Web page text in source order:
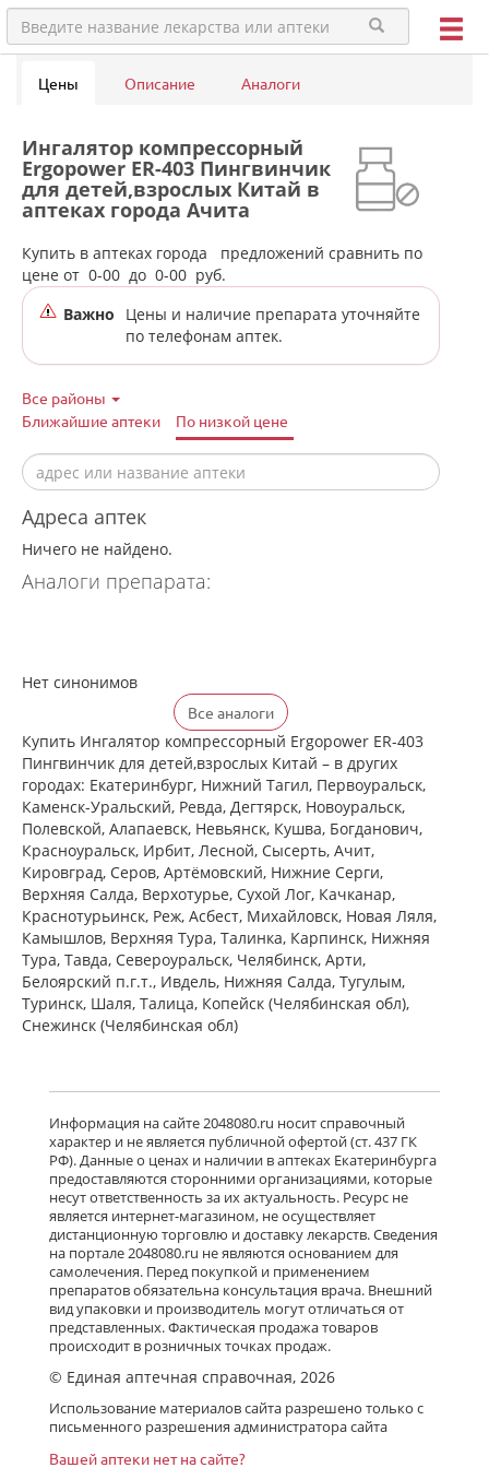
Цены Описание Аналоги
Ингалятор компрессорный
Ergopower ER-403 Пингвинчик
для детей,взрослых Китай в
аптеках города Ачита
Купить в аптеках города
предложений сравнить по
цене от 0-00 до 0-00 руб.
Важно
Цены и наличие препарата уточняйте
по телефонам аптек.
Все районы
Ближайшие аптеки
По низкой цене
Адреса аптек
Ничего не найдено.
Аналоги препарата:
Нет синонимов
Все аналоги
Купить Ингалятор компрессорный Ergopower ER-403
Пингвинчик для детей,взрослых Китай – в других
городах: Екатеринбург, Нижний Тагил, Первоуральск,
Каменск-Уральский, Ревда, Дегтярск, Новоуральск,
Полевской, Алапаевск, Невьянск, Кушва, Богданович,
Красноуральск, Ирбит, Лесной, Сысерть, Ачит,
Кировград, Серов, Артёмовский, Нижние Cерги,
Верхняя Салда, Верхотурье, Сухой Лог, Качканар,
Краснотурьинск, Реж, Асбест, Михайловск, Новая Ляля,
Камышлов, Верхняя Тура, Талинка, Карпинск, Нижняя
Тура, Тавда, Североуральск, Челябинск, Арти,
Белоярский п.г.т., Ивдель, Нижняя Салда, Тугулым,
Туринск, Шаля, Талица, Копейск (Челябинская обл),
Снежинск (Челябинская обл)
Информация на сайте 2048080.ru носит справочный
характер и не является публичной офертой (ст. 437 ГК
РФ). Данные о ценах и наличии в аптеках Екатеринбурга
предоставляются сторонними организациями, которые
несут ответственность за их актуальность. Ресурс не
является интернет-магазином, не осуществляет
дистанционную торговлю и доставку лекарств. Сведения
на портале 2048080.ru не являются основанием для
самолечения. Перед покупкой и применением
препаратов обязательна консультация врача. Внешний
вид упаковки и производитель могут отличаться от
представленных. Фактическая продажа товаров
происходит в розничных точках продаж.
© Единая аптечная справочная, 2026
Использование материалов сайта разрешено только с
письменного разрешения администратора сайта
Вашей аптеки нет на сайте?